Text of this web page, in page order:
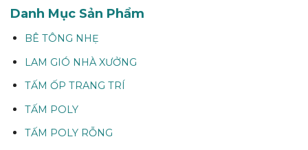
Danh Mục Sản Phẩm
BÊ TÔNG NHẸ
LAM GIÓ NHÀ XƯỞNG
TẤM ỐP TRANG TRÍ
TẤM POLY
TẤM POLY RỖNG